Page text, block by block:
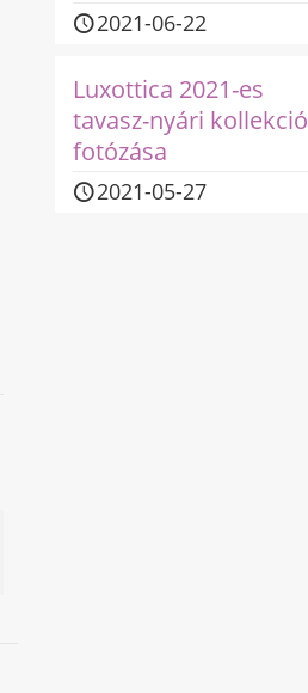
2021-06-22
Luxottica 2021-es
tavasz-nyári kollekció
fotózása
2021-05-27